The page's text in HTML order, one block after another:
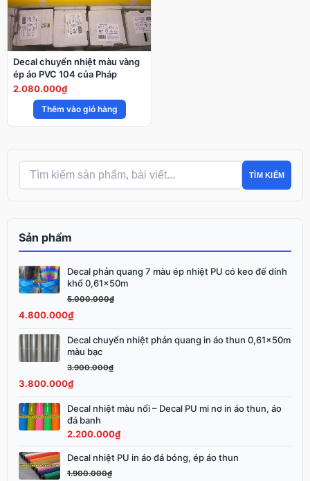
Decal chuyển nhiệt màu vàng
ép áo PVC 104 của Pháp
2.080.000₫
Thêm vào giỏ hàng
TÌM KIẾM
Sản phẩm
Decal phản quang 7 màu ép nhiệt PU có keo đế dính
khổ 0,61x50m
5.000.000₫
Giá
gốc
5.000.000₫.
4.800.000₫
Giá
hiện
là:
4.800.000₫.
Decal chuyển nhiệt phản quang in áo thun 0,61x50m
màu bạc
3.900.000₫
Giá
gốc
3.900.000₫.
3.800.000₫
Giá
hiện
là:
3.800.000₫.
Decal nhiệt màu nổi – Decal PU mi nơ in áo thun, áo
đá banh
2.200.000₫
Decal nhiệt PU in áo đá bóng, ép áo thun
1.900.000₫
Giá
gốc
Giá
hiện